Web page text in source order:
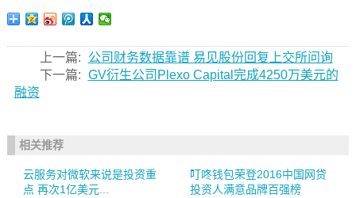
上一篇:
公司财务数据靠谱 易见股份回复上交所问询
下一篇: GV衍生公司Plexo Capital完成4250万美元的
融资
相关推荐
云服务对微软来说是投资重
点 再次1亿美元...
叮咚钱包荣登2016中国网贷
投资人满意品牌百强榜